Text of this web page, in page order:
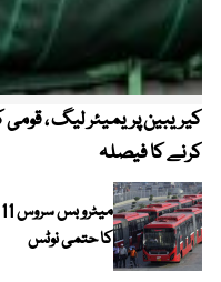
کرنے کا فیصلہ
کا حتمی نوٹس